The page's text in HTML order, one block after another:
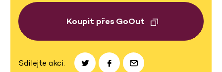
Koupit přes GoOut
Sdílejte akci: